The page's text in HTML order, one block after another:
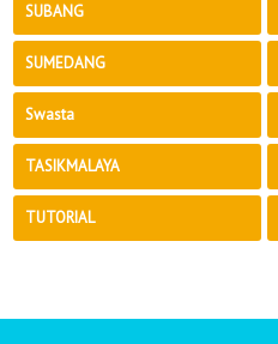
SUBANG
SUMEDANG
Swasta
TASIKMALAYA
TUTORIAL